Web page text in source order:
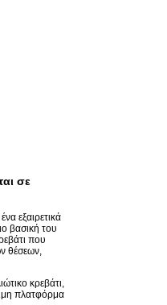
σε
εξαιρετικά
βασική του
που
θέσεων,
κρεβάτι,
πλατφόρμα